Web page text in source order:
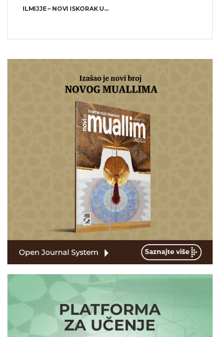
ILMIJJE – NOVI ISKORAK U...